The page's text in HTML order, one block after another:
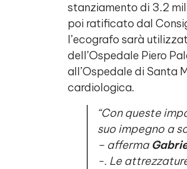
stanziamento di 3.2
poi ratificato dal
l’ecografo sarà
dell’Ospedale Piero
all’Ospedale di Santa
cardiologica.
“Con queste
suo impegno a
– afferma
-. Le